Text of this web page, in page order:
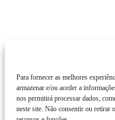
Para fornecer as melhores
armazenar e/ou aceder a
nos permitirá processar dados,
neste site. Não consentir ou retirar